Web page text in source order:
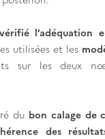
vérifié l’adéquation
utilisées et les
sur les deux
du bon calage de
des